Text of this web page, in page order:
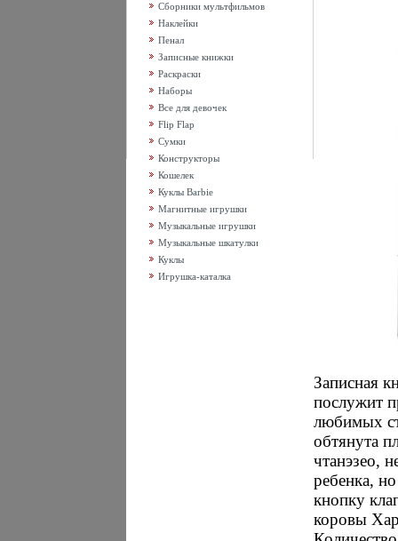
Сборники мультфильмов
Наклейки
Пенал
Записные книжки
Раскраски
Наборы
Все для девочек
Flip Flap
Сумки
Конструкторы
Кошелек
Куклы Barbie
Магнитные игрушки
Музыкальные игрушки
Музыкальные шкатулки
Куклы
Игрушка-каталка
Записная
послужит
любимых
обтянута
чтанэзео,
ребенка,
кнопку
коровы